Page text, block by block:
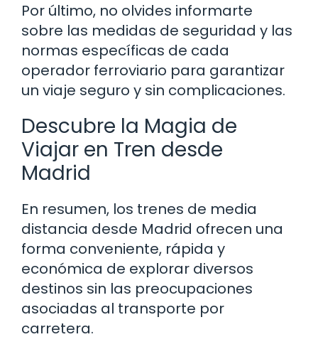
Por último, no olvides informarte
sobre las medidas de seguridad y las
normas específicas de cada
operador ferroviario para garantizar
un viaje seguro y sin complicaciones.
Descubre la Magia de
Viajar en Tren desde
Madrid
En resumen, los trenes de media
distancia desde Madrid ofrecen una
forma conveniente, rápida y
económica de explorar diversos
destinos sin las preocupaciones
asociadas al transporte por
carretera.